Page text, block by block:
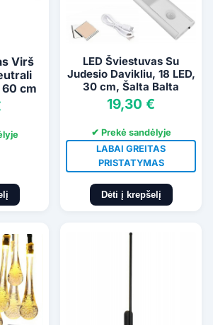
Virš
cm
LED Šviestuvas Su
Judesio Davikliu, 18 LED,
30 cm, Šalta Balta
Spalva
19,30 €
✔ Prekė sandėlyje
LABAI GREITAS
PRISTATYMAS
Dėti į krepšelį